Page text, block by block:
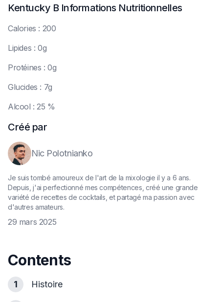
Kentucky BInformations Nutritionnelles
Calories : 200
Lipides : 0g
Protéines : 0g
Glucides : 7g
Alcool : 25 %
Créé par
Nic Polotnianko
Je suis tombé amoureux de l'art de la mixologie il y a 6 ans.
Depuis, j'ai perfectionné mes compétences, créé une grande
variété de recettes de cocktails, et partagé ma passion avec
d'autres amateurs.
29 mars 2025
Contents
1 Histoire